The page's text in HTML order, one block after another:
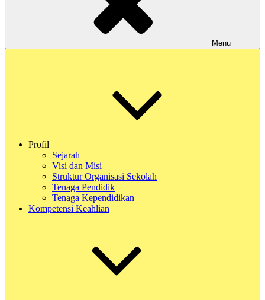
Menu
Profil
Sejarah
Visi dan Misi
Struktur Organisasi Sekolah
Tenaga Pendidik
Tenaga Kependidikan
Kompetensi Keahlian